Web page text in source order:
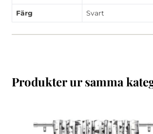
Färg Svart
Produkter ur samma